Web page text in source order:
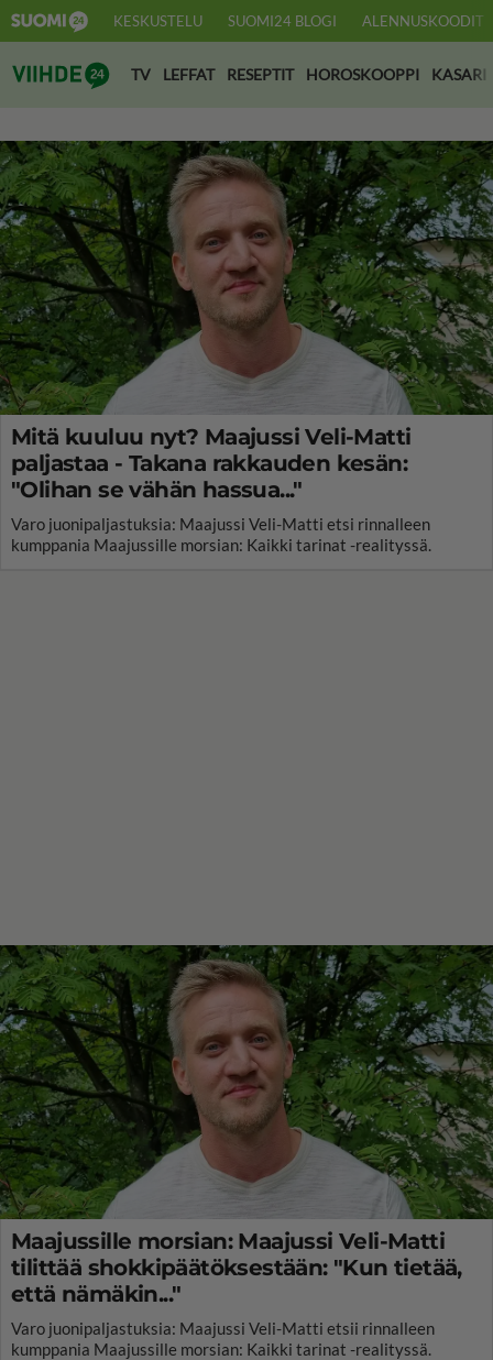
KESKUSTELU SUOMI24 BLOGI ALENNUSKOODIT
Suomi24 Viihde
TV LEFFAT RESEPTIT HOROSKOOPPI KASARI
Mitä kuuluu nyt? Maajussi Veli-Matti
paljastaa - Takana rakkauden kesän:
"Olihan se vähän hassua..."
Varo juonipaljastuksia: Maajussi Veli-Matti etsi rinnalleen
kumppania Maajussille morsian: Kaikki tarinat -realityssä.
Maajussille morsian: Maajussi Veli-Matti
tilittää shokkipäätöksestään: "Kun tietää,
että nämäkin..."
Varo juonipaljastuksia: Maajussi Veli-Matti etsii rinnalleen
kumppania Maajussille morsian: Kaikki tarinat -realityssä.